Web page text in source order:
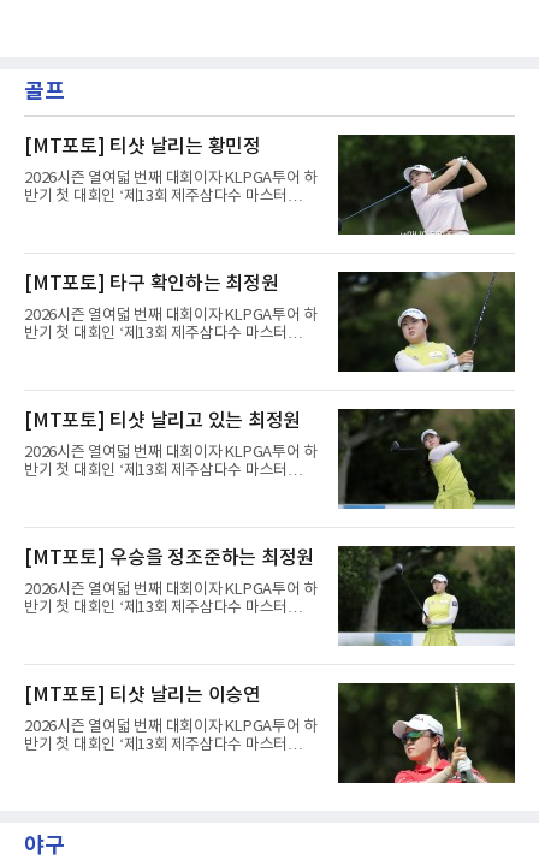
골프
[MT포토] 티샷 날리는 황민정
2026시즌 열여덟 번째 대회이자 KLPGA투어 하
반기 첫 대회인 ‘제13회 제주삼다수 마스터
트(파72/6,767야드)에서 열리고 있다.6일 현재
홀에서 경기하고 있다.
[MT포토] 타구 확인하는 최정원
2026시즌 열여덟 번째 대회이자 KLPGA투어 하
반기 첫 대회인 ‘제13회 제주삼다수 마스터
트(파72/6,767야드)에서 열리고 있다.6일 현재
홀에서 경기하고 있다.
[MT포토] 티샷 날리고 있는 최정원
2026시즌 열여덟 번째 대회이자 KLPGA투어 하
반기 첫 대회인 ‘제13회 제주삼다수 마스터
트(파72/6,767야드)에서 열리고 있다.6일 현재
홀에서 경기하고 있다.
[MT포토] 우승을 정조준하는 최정원
2026시즌 열여덟 번째 대회이자 KLPGA투어 하
반기 첫 대회인 ‘제13회 제주삼다수 마스터
트(파72/6,767야드)에서 열리고 있다.6일 현재
홀에서 경기하고 있다.
[MT포토] 티샷 날리는 이승연
2026시즌 열여덟 번째 대회이자 KLPGA투어 하
반기 첫 대회인 ‘제13회 제주삼다수 마스터
홀에서 경기하고 있다.
야구